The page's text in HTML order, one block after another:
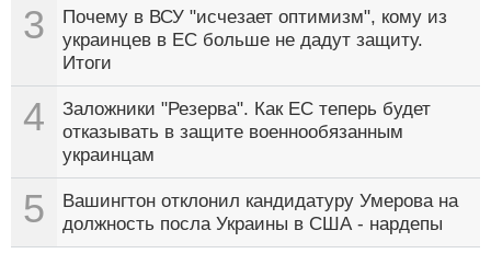
3
Почему в ВСУ "исчезает оптимизм", кому из
украинцев в ЕС больше не дадут защиту.
Итоги
4
Заложники "Резерва". Как ЕС теперь будет
отказывать в защите военнообязанным
украинцам
5
Вашингтон отклонил кандидатуру Умерова на
должность посла Украины в США - нардепы